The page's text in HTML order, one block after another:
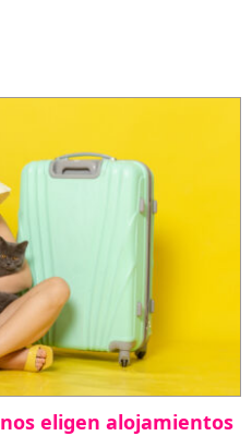
eligen alojamientos